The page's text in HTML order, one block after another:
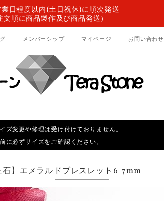
日程度以内(土日祝休)に順次発送
文順に商品製作及び商品発送）
メンバーシップ マイページ お問い合わせ
ズ変更や修理は受け付けておりません。
に必ずサイズをご確認ください。
石】エメラルドブレスレット6-7mm